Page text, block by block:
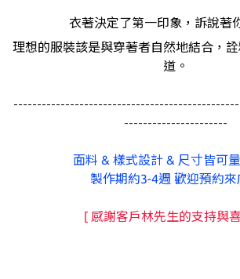
衣著決定了第一印象，訴說著
理想的服裝該是與穿著者自然地結合，
道。
----------------------
面料 & 樣式設計 & 尺寸皆可
製作期約3-4週 歡迎預約來
[ 感謝客戶林先生的支持與